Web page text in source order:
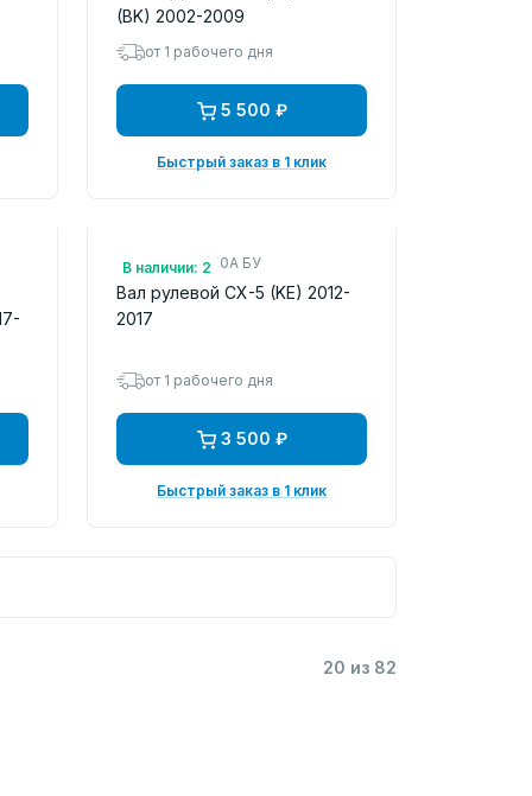
(BK) 2002-2009
от 1 рабочего дня
5 500 ₽
Быстрый заказ в 1 клик
В наличии: 2
Арт.: KD3132150A БУ
Вал рулевой CX-5 (KE) 2012-
2017
от 1 рабочего дня
3 500 ₽
Быстрый заказ в 1 клик
20 из 82